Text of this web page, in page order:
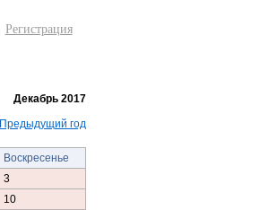
Регистрация
Декабрь 2017
Предыдущий год
Воскресенье
3
10